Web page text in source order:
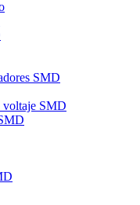
SMD
voltaje SMD